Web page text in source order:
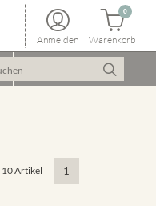
Anmelden Warenkorb
0
10 Artikel 1